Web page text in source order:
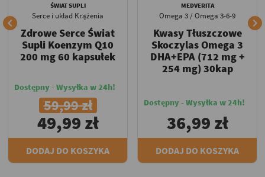

ŚWIAT SUPLI
Serce i układ Krążenia
Zdrowe Serce Świat
Supli Koenzym Q10
200 mg 60 kapsułek
Dostępny - Wysyłka w 24h!
59,99 zł
49,99 zł
DODAJ DO KOSZYKA
MEDVERITA
Omega 3 / Omega 3-6-9
Kwasy Tłuszczowe
Skoczylas Omega 3
DHA+EPA (712 mg +
254 mg) 30kap
Dostępny - Wysyłka w 24h!
36,99 zł
DODAJ DO KOSZYKA
